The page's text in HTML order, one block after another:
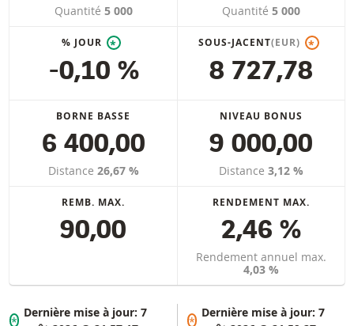
Quantité 5 000 Quantité 5 000
% JOUR *
-0,10 %
SOUS-JACENT(EUR) *
8 727,78
BORNE BASSE
6 400,00
Distance 26,67 %
NIVEAU BONUS
9 000,00
Distance 3,12 %
REMB. MAX.
90,00
RENDEMENT MAX.
2,46 %
Rendement annuel max.
4,03 %
*
Dernière mise à jour:7
*
Dernière mise à jour: 7